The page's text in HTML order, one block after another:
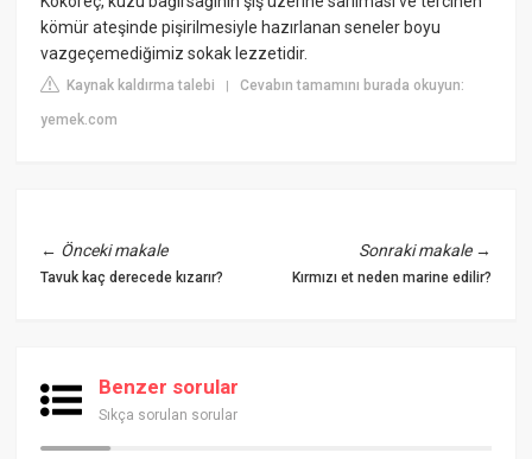
kömür ateşinde pişirilmesiyle hazırlanan seneler boyu
vazgeçemediğimiz sokak lezzetidir.
Kaynak kaldırma talebi |Cevabın tamamını burada okuyun:
yemek.com
← Önceki makale
Tavuk kaç derecede kızarır?
Sonraki makale→
Kırmızı et neden marine edilir?
Benzer sorular
Sıkça sorulan sorular